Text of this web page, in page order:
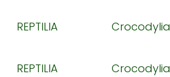
REPTILIA Crocodylia
REPTILIA Crocodylia